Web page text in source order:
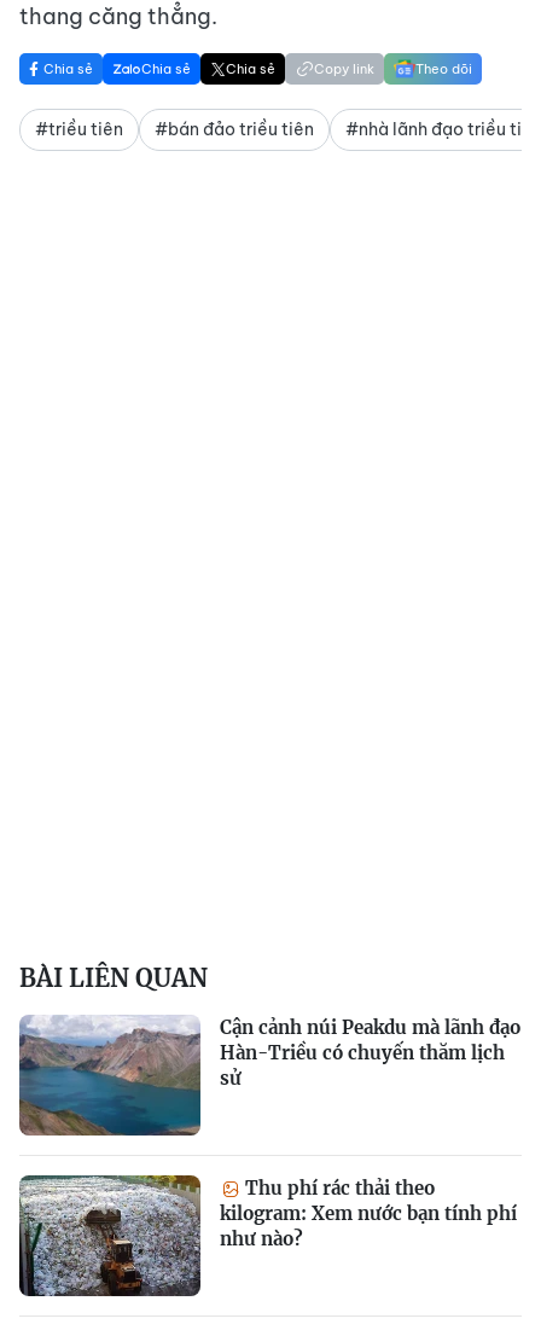
thang căng thẳng.
Chia sẻ Chia sẻ Chia sẻ Copy link Theo dõi
#triều tiên #bán đảo triều tiên #nhà lãnh đạo triều
BÀI LIÊN QUAN
Cận cảnh núi Peakdu mà lãnh đạo
Hàn-Triều có chuyến thăm lịch
sử
Thu phí rác thải theo
kilogram: Xem nước bạn tính phí
như nào?